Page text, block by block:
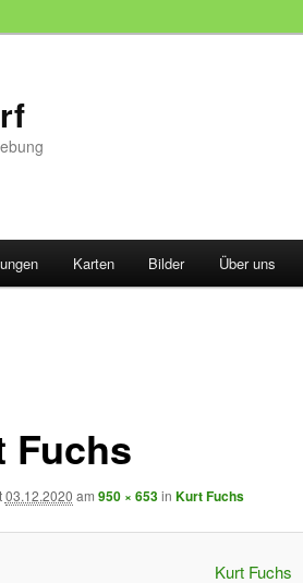
Karten Bilder Über uns
Fuchs
03.12.2020 am 950 × 653in Kurt Fuchs